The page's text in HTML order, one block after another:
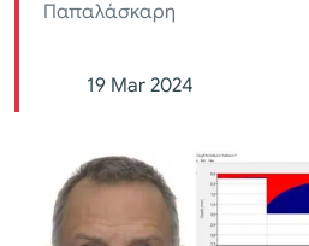
Παπαλάσκαρη
19 Mar 2024